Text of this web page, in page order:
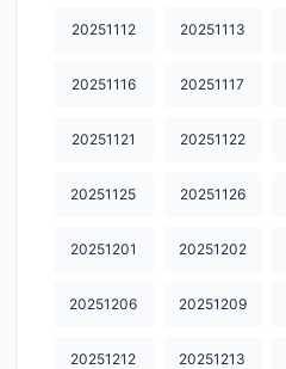
20251112 20251113
20251116 20251117
20251121 20251122
20251125 20251126
20251201 20251202
20251206 20251209
20251212 20251213